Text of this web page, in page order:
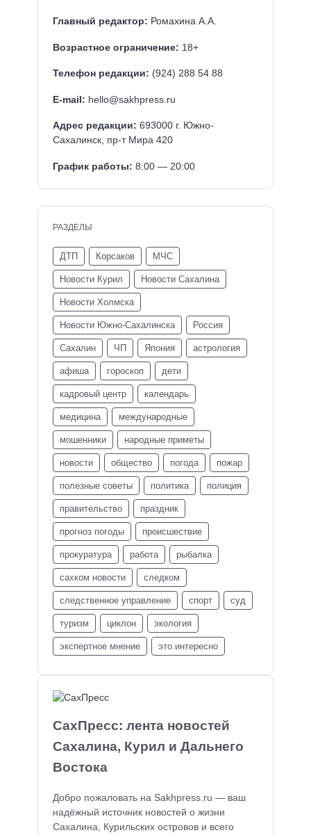
СахПресс: лента новостей
Сахалина, Курил и Дальнего
Востока
Добро пожаловать на Sakhpress.ru — ваш
надёжный источник новостей о жизни
Сахалина, Курильских островов и всего
Главный редактор: Ромахина А.А.
Возрастное ограничение: 18+
Телефон редакции: (924) 288 54 88
E-mail: hello@sakhpress.ru
Адрес редакции: 693000 г. Южно-
Сахалинск, пр-т Мира 420
График работы: 8:00 — 20:00
РАЗДЕЛЫ
ДТП Корсаков МЧС
Новости Курил Новости Сахалина
Новости Холмска
Новости Южно-Сахалинска Россия
Сахалин ЧП Япония астрология
афиша гороскоп дети
кадровый центр календарь
медицина международные
мошенники народные приметы
новости общество погода пожар
полезные советы политика полиция
правительство праздник
прогноз погоды происшествие
прокуратура работа рыбалка
сахком новости следком
следственное управление спорт суд
туризм циклон экология
экспертное мнение это интересно